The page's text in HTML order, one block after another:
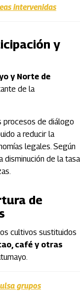
intervenidas
y
y Norte de
de la
procesos de diálogo
a reducir la
legales. Según
disminución de la tasa
de
cultivos sustituidos
café y otras
grupos